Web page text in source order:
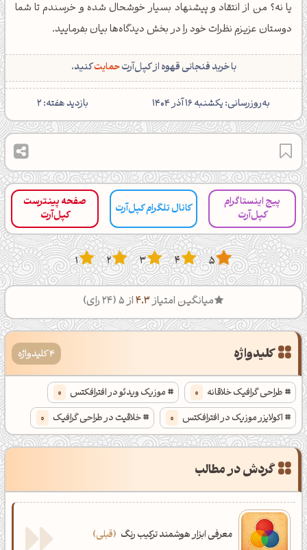
یا نه؟ من از انتقاد و پیشنهاد بسیار خوشحال شده و خرسندم تا شما
دوستان عزیزم نظرات خود را در بخش دیدگاه‌ها بیان بفرمایید.
با خرید فنجانی قهوه از کپل‌آرتحمایتکنید.
‌به‌روزرسانی: یکشنبه 16 آذر 1404 بازدید هفته: 2
پیج اینستاگرام
کپل‌آرت
کانال تلگرام کپل‌آرت
صفحه پینترست
کپل‌آرت
5
4
3
2
1
میانگین امتیاز4.3از 5 ( 24رای)
کلیدواژه 4 کلیدواژه
طراحی گرافیک خلاقانه 0 موزیک ویدئو در افترافکتس 0
اکولایزر موزیک در افترافکتس 0 خلاقیت در طراحی گرافیک 0
گردش در مطالب
معرفی ابزار هوشمند ترکیب رنگ قبلی